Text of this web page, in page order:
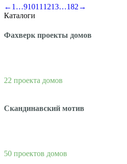
← 1 …91011 1213…182 →
Каталоги
Фахверк проекты домов
22 проекта домов
Скандинавский мотив
50 проектов домов